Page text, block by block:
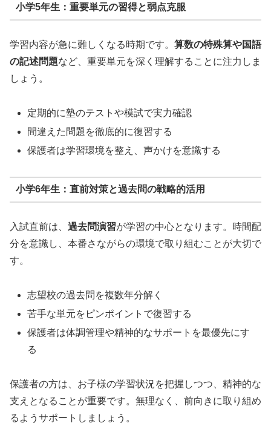
小学5年生：重要単元の習得と弱点克服
学習内容が急に難しくなる時期です。 算数の特殊算や国語
の記述問題など、重要単元を深く理解することに注力しま
しょう。
定期的に塾のテストや模試で実力確認
間違えた問題を徹底的に復習する
保護者は学習環境を整え、声かけを意識する
小学6年生：直前対策と過去問の戦略的活用
入試直前は、 過去問演習が学習の中心となります。時間配
分を意識し、本番さながらの環境で取り組むことが大切で
す。
志望校の過去問を複数年分解く
苦手な単元をピンポイントで復習する
保護者は体調管理や精神的なサポートを最優先にす
る
保護者の方は、お子様の学習状況を把握しつつ、精神的な
支えとなることが重要です。無理なく、前向きに取り組め
るようサポートしましょう。